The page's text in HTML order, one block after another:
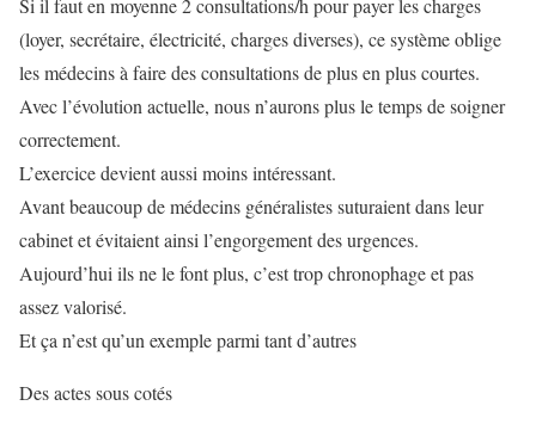
Si il faut en moyenne 2 consultations/h pour payer les charges
(loyer, secrétaire, électricité, charges diverses), ce système oblige
les médecins à faire des consultations de plus en plus courtes.
Avec l’évolution actuelle, nous n’aurons plus le temps de soigner
correctement.
L’exercice devient aussi moins intéressant.
Avant beaucoup de médecins généralistes suturaient dans leur
cabinet et évitaient ainsi l’engorgement des urgences.
Aujourd’hui ils ne le font plus, c’est trop chronophage et pas
assez valorisé.
Et ça n’est qu’un exemple parmi tant d’autres
Des actes sous cotés